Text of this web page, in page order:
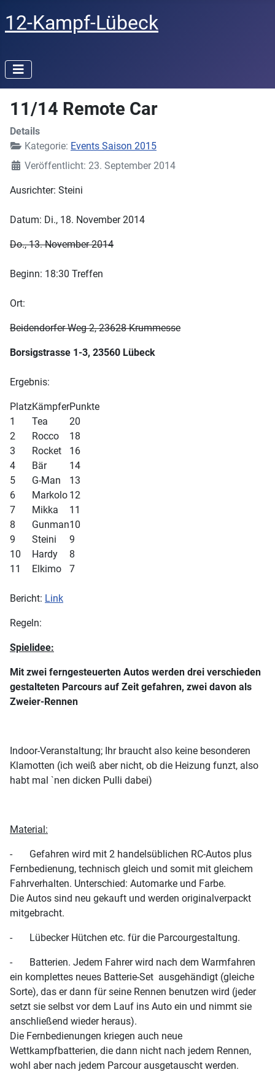
12-Kampf-Lübeck
11/14 Remote Car
Details
Kategorie: Events Saison 2015
Veröffentlicht: 23. September 2014
Ausrichter: Steini
Datum: Di., 18. November 2014
Do., 13. November 2014
Beginn: 18:30 Treffen
Ort:
Beidendorfer Weg 2, 23628 Krummesse
Borsigstrasse 1-3, 23560 Lübeck
Ergebnis:
PlatzKämpferPunkte
1
Tea
20
2
Rocco
18
3
Rocket
16
4
Bär
14
5
G-Man
13
6
Markolo 12
7
Mikka
11
8
Gunman10
9
Steini
9
10
Hardy
8
11
Elkimo 7
Bericht: Link
Regeln:
Spielidee:
Mit zwei ferngesteuerten Autos werden drei verschieden
gestalteten Parcours auf Zeit gefahren, zwei davon als
Zweier-Rennen
Indoor-Veranstaltung; Ihr braucht also keine besonderen
Klamotten (ich weiß aber nicht, ob die Heizung funzt, also
habt mal `nen dicken Pulli dabei)
Material:
- Gefahren wird mit 2 handelsüblichen RC-Autos plus
Fernbedienung, technisch gleich und somit mit gleichem
Fahrverhalten. Unterschied: Automarke und Farbe.
Die Autos sind neu gekauft und werden originalverpackt
mitgebracht.
- Lübecker Hütchen etc. für die Parcourgestaltung.
- Batterien. Jedem Fahrer wird nach dem Warmfahren
ein komplettes neues Batterie-Set ausgehändigt (gleiche
Sorte), das er dann für seine Rennen benutzen wird (jeder
setzt sie selbst vor dem Lauf ins Auto ein und nimmt sie
anschließend wieder heraus).
Die Fernbedienungen kriegen auch neue
Wettkampfbatterien, die dann nicht nach jedem Rennen,
wohl aber nach jedem Parcour ausgetauscht werden.